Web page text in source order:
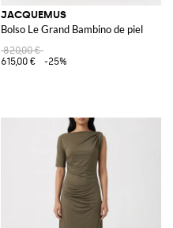
JACQUEMUS
Bolso Le Grand Bambino de piel
820,00 €
615,00 €
-25%